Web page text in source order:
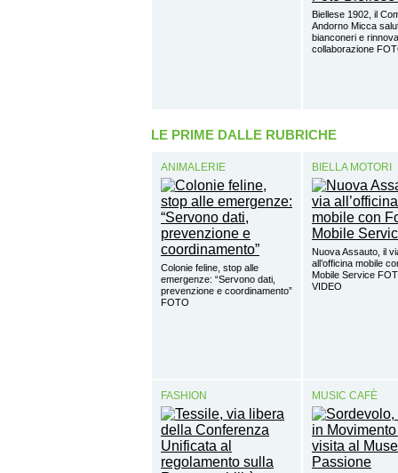
Biellese 1902, il
Andorno Micca
bianconeri e
collaborazione
LE PRIME DALLE RUBRICHE
ANIMALERIE
Colonie feline, stop alle
emergenze: “Servono dati,
prevenzione e coordinamento”
FOTO
BIELLA MOTORI
Nuova Assauto, il
all’officina mobile
Mobile Service
VIDEO
FASHION MUSIC CAFÈ